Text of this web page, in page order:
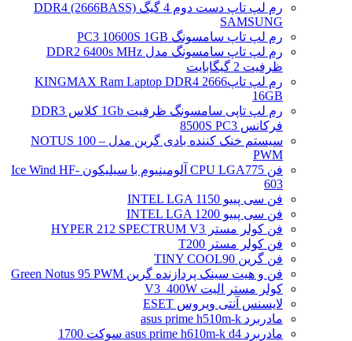
رم لپ تاپ دست دوم 4 گیگ DDR4 (2666BASS)
SAMSUNG
رم لپ تاپ سامسونگ PC3 10600S 1GB
رم لپ تاپ سامسونگ مدل DDR2 6400s MHz
ظرفیت 2 گیگابایت
رم لپ تاپ2666 KINGMAX Ram Laptop DDR4
16GB
رم لپ تاپی سامسونگ ظرفیت 1Gb کلاس DDR3
فرکانس 8500S PC3
سیستم خنک کننده بادی گرین مدل NOTUS 100 –
PWM
فن CPU LGA775 آلومینیوم با سیلیکون Ice Wind HF-
603
فن سی پییو INTEL LGA 1150
فن سی پییو INTEL LGA 1200
فن کولر مستر HYPER 212 SPECTRUM V3
فن کولر مستر T200
فن گرین TINY COOL90
فن و هیت سینک پردازنده گرین Green Notus 95 PWM
کولر مستر الیت V3_400W
لایسنس آنتی ویروس ESET
مادربرد asus prime h510m-k
مادربرد asus prime h610m-k d4 سوکت 1700